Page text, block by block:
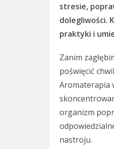
stresie,
dolegliwości.
praktyki i
Zanim
poświęcić
Aromaterapia
organizm
nastroju.